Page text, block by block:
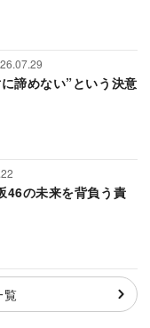
諦めない”という決意
46の未来を背負う責
覧